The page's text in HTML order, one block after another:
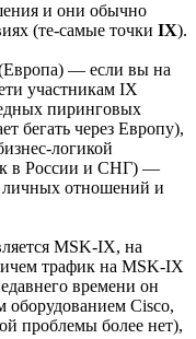
и они обычно
(те-самые точки IX).
(Европа) — если вы на
участникам IX
пиринговых
бегать через Европу),
логикой
в России и СНГ) —
личных отношений и
MSK-IX, на
трафик на MSK-IX
времени он
оборудованием Cisco,
проблемы более нет),